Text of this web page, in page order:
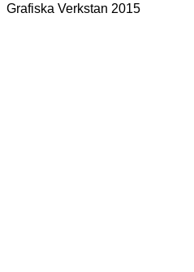
Grafiska Verkstan 2015